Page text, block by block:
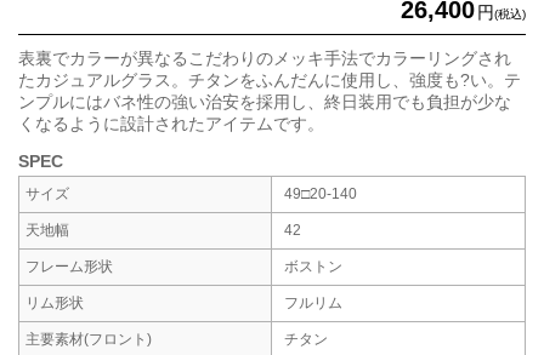
26,400円(税込)
表裏でカラーが異なるこだわりのメッキ手法でカラーリングされ
たカジュアルグラス。チタンをふんだんに使用し、強度も?い。テ
ンプルにはバネ性の強い治安を採用し、終日装用でも負担が少な
くなるように設計されたアイテムです。
SPEC
サイズ 49□20-140
天地幅 42
フレーム形状 ボストン
リム形状 フルリム
主要素材(フロント) チタン